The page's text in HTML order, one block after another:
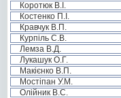
Коротюк В.І.
Костенко П.І.
Кравчук В.П.
Курпіль С.В.
Лемза В.Д.
Лукашук О.Г.
Макієнко В.П.
Мостіпан У.М.
Олійник В.С.